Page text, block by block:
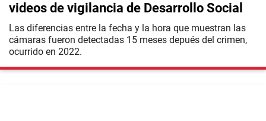
videos de vigilancia de Desarrollo Social
Las diferencias entre la fecha y la hora que muestran las
cámaras fueron detectadas 15 meses depués del crimen,
ocurrido en 2022.